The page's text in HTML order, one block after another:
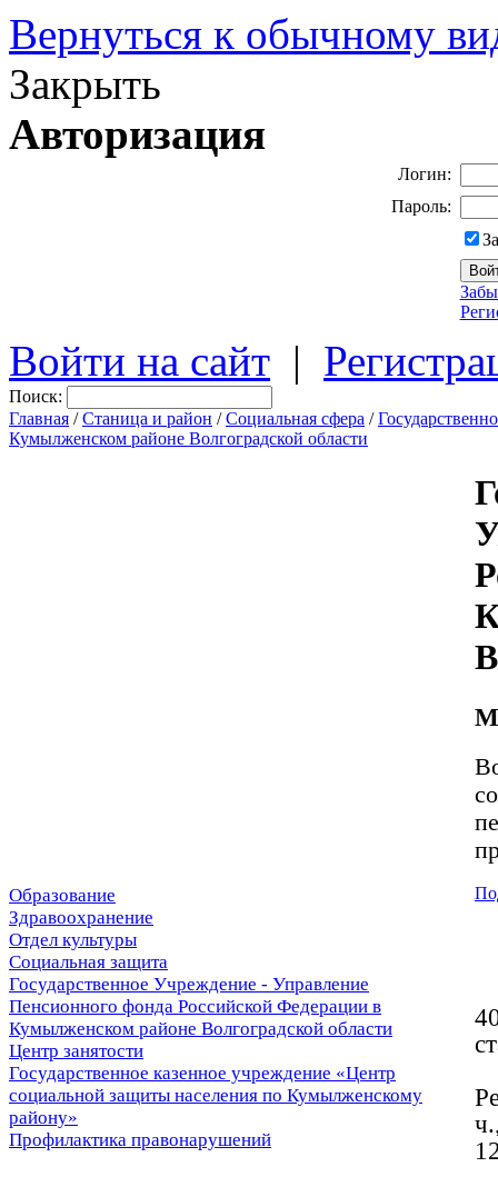
Вернуться к обычному
Закрыть
Авторизация
Логин:
Пароль:
Войти на сайт |
Поиск:
Главная /Станица и район /Социальная сфера /
Кумылженском районе Волгоградской области
Образование
Здравоохранение
Отдел культуры
Социальная защита
Государственное Учреждение - Управление
Пенсионного фонда Российской Федерации в
Кумылженском районе Волгоградской области
Центр занятости
Государственное казенное учреждение «Центр
социальной защиты населения по Кумылженскому
району»
Профилактика правонарушений